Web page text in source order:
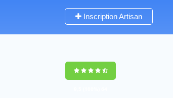
Inscription Artisan